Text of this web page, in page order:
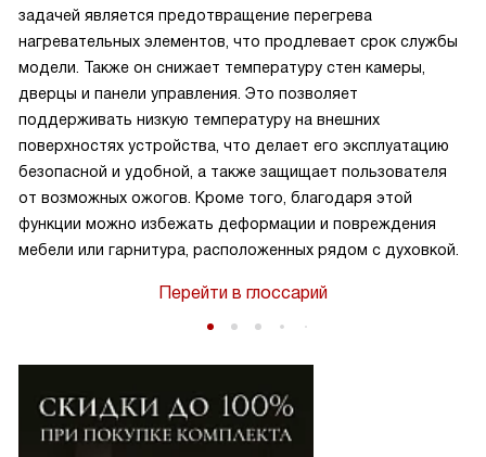
задачей является предотвращение перегрева
нагревательных элементов, что продлевает срок службы
модели. Также он снижает температуру стен камеры,
дверцы и панели управления. Это позволяет
поддерживать низкую температуру на внешних
поверхностях устройства, что делает его эксплуатацию
безопасной и удобной, а также защищает пользователя
от возможных ожогов. Кроме того, благодаря этой
функции можно избежать деформации и повреждения
мебели или гарнитура, расположенных рядом с духовкой.
Перейти в глоссарий